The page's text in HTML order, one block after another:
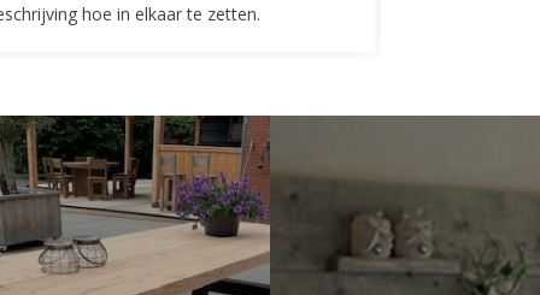
hoe in elkaar te zetten.